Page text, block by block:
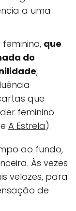
a uma
que
do
,
que
feminino
e A Estrela).
ao fundo,
Às vezes
velozes, para
de